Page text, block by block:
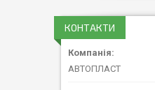
КОНТАКТИ
АВТОПЛАСТ